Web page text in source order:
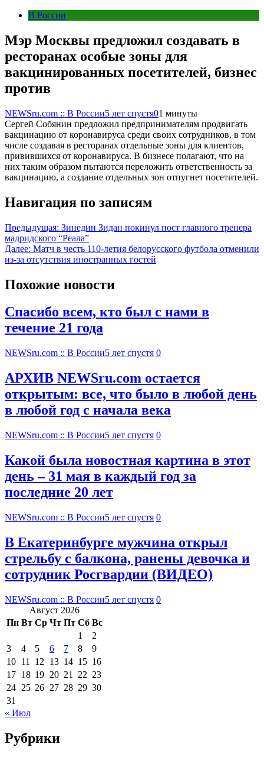
В России
Мэр Москвы предложил создавать в
ресторанах особые зоны для
вакцинированных посетителей, бизнес
против
NEWSru.com :: В России5 лет спустя01 минуты
Сергей Собянин предложил предпринимателям продвигать
вакцинацию от коронавируса среди своих сотрудников, в том
числе создавая в ресторанах отдельные зоны для клиентов,
привившихся от коронавируса. В бизнесе полагают, что на
них таким образом пытаются переложить ответственность за
вакцинацию, а создание отдельных зон отпугнет посетителей.
Навигация по записям
Предыдущая: Зинедин Зидан покинул пост главного тренера
мадридского “Реала”
Далее: Матч в честь 110-летия белорусского футбола отменили
из-за отсутствия иностранных гостей
Похожие новости
Спасибо всем, кто был с нами в
течение 21 года
NEWSru.com :: В России5 лет спустя 0
АРХИВ NEWSru.com остается
открытым: все, что было в любой день
в любой год с начала века
NEWSru.com :: В России5 лет спустя 0
Какой была новостная картина в этот
день – 31 мая в каждый год за
последние 20 лет
NEWSru.com :: В России5 лет спустя 0
В Екатеринбурге мужчина открыл
стрельбу с балкона, ранены девочка и
сотрудник Росгвардии (ВИДЕО)
NEWSru.com :: В России5 лет спустя 0
Август 2026
Пн Вт Ср Чт Пт Сб Вс
1
2
3
4 5 6 7 8
9
10 11 12 13 14 15 16
17 18 19 20 21 22 23
24 25 26 27 28 29 30
31
« Июл
Рубрики